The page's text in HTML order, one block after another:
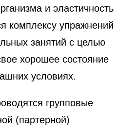
и эластичность
комплексу упражнений
занятий с целью
хорошее состояние
условиях.
групповые
(партерной)